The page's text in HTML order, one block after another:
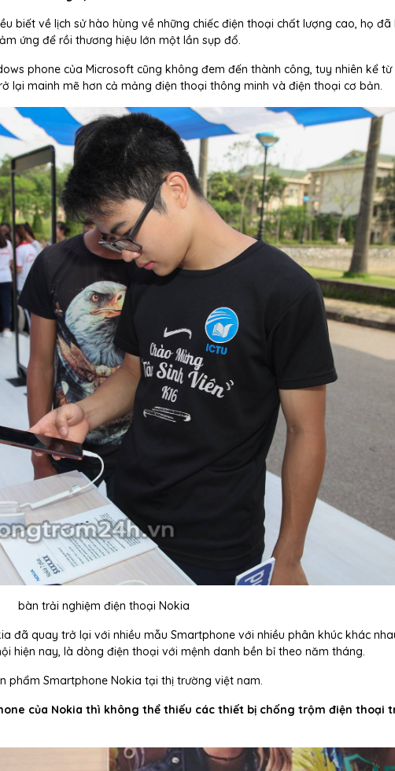
biết về lịch sử hào hùng về những chiếc điện thoại chất lượng cao, họ đã
ứng để rồi thương hiệu lớn một lần sụp đổ.
phone của Microsoft cũng không đem đến thành công, tuy nhiên kể từ
lại mainh mẽ hơn cả mảng điện thoại thông minh và điện thoại cơ bản.
bàn trải nghiệm điện thoại Nokia
đã quay trở lại với nhiều mẫu Smartphone với nhiều phân khúc khác
hiện nay, là dòng điện thoại với mệnh danh bền bỉ theo năm tháng.
phẩm Smartphone Nokia tại thị trường việt nam.
của Nokia thì không thể thiếu các thiết bị chống trộm điện thoại